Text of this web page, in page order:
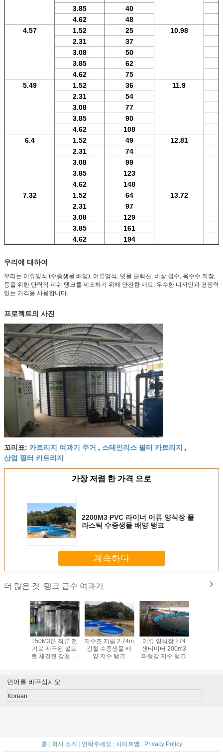
3.85
40
4.62
48
4.57
1.52 25 10.98
2.31
37
3.08
50
3.85
62
4.62
75
5.49
1.52 36 11.9
2.31
54
3.08
77
3.85
90
4.62
108
6.4
1.52 49 12.81
2.31
74
3.08
99
3.85
123
4.62
148
7.32
1.52 64 13.72
2.31
97
3.08
129
3.85
161
4.62
194
우리에 대하여
우리는 어류양식 (수중생물 배양), 어류양식, 빗물 콜렉션, 비상 급수, 옥수수 저장,
등을 위한 탄력적 피쉬 탱크를 제조하기 위해 안전한 재료, 우수한 디자인과 경쟁력
있는 가격을 사용합니다.
프로젝트의 사진
꼬리표: 카트리지 여과기 주거 , 스테인리스 필터 카트리지 ,
산업 필터 카트리지
가장 저렴 한 가격 으로
2200M3 PVC 라이너 어류 양식장 플
라스틱 수중생물 배양 탱크
계속하다
더 많은 것 탱크 급수 여과기
150M3은 직류 전
기로 자극된 볼트
로 체결된 강철 저
저수조 지름 2.74m
강철 수중생물 배
양 저수 탱크
어류 양식장 274
센티미터 200m3
파형강 저수 탱크
언어를 바꾸십시오
Korean
홈 회사 소개 연락주세요 사이트맵 Privacy Policy